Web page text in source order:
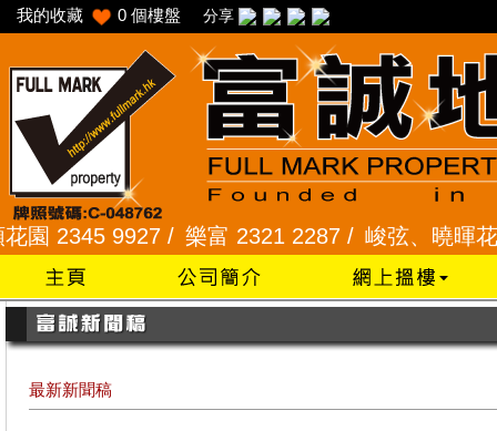
我的收藏 0 個樓盤 分享
9927 /樂富 2321 2287 /峻弦、曉暉花園
最新新聞稿